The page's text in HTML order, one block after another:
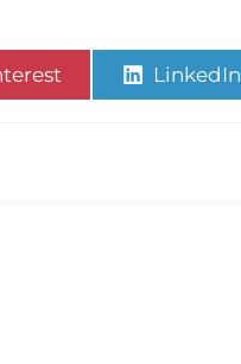
LinkedIn